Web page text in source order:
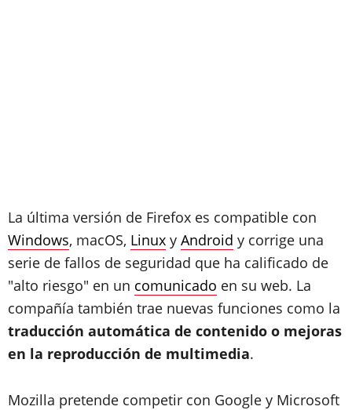
La última versión de Firefox es compatible con
Windows, macOS, Linux y Android y corrige una
serie de fallos de seguridad que ha calificado de
"alto riesgo" en un comunicado en su web. La
compañía también trae nuevas funciones como la
traducción automática de contenido o mejoras
en la reproducción de multimedia.
Mozilla pretende competir con Google y Microsoft